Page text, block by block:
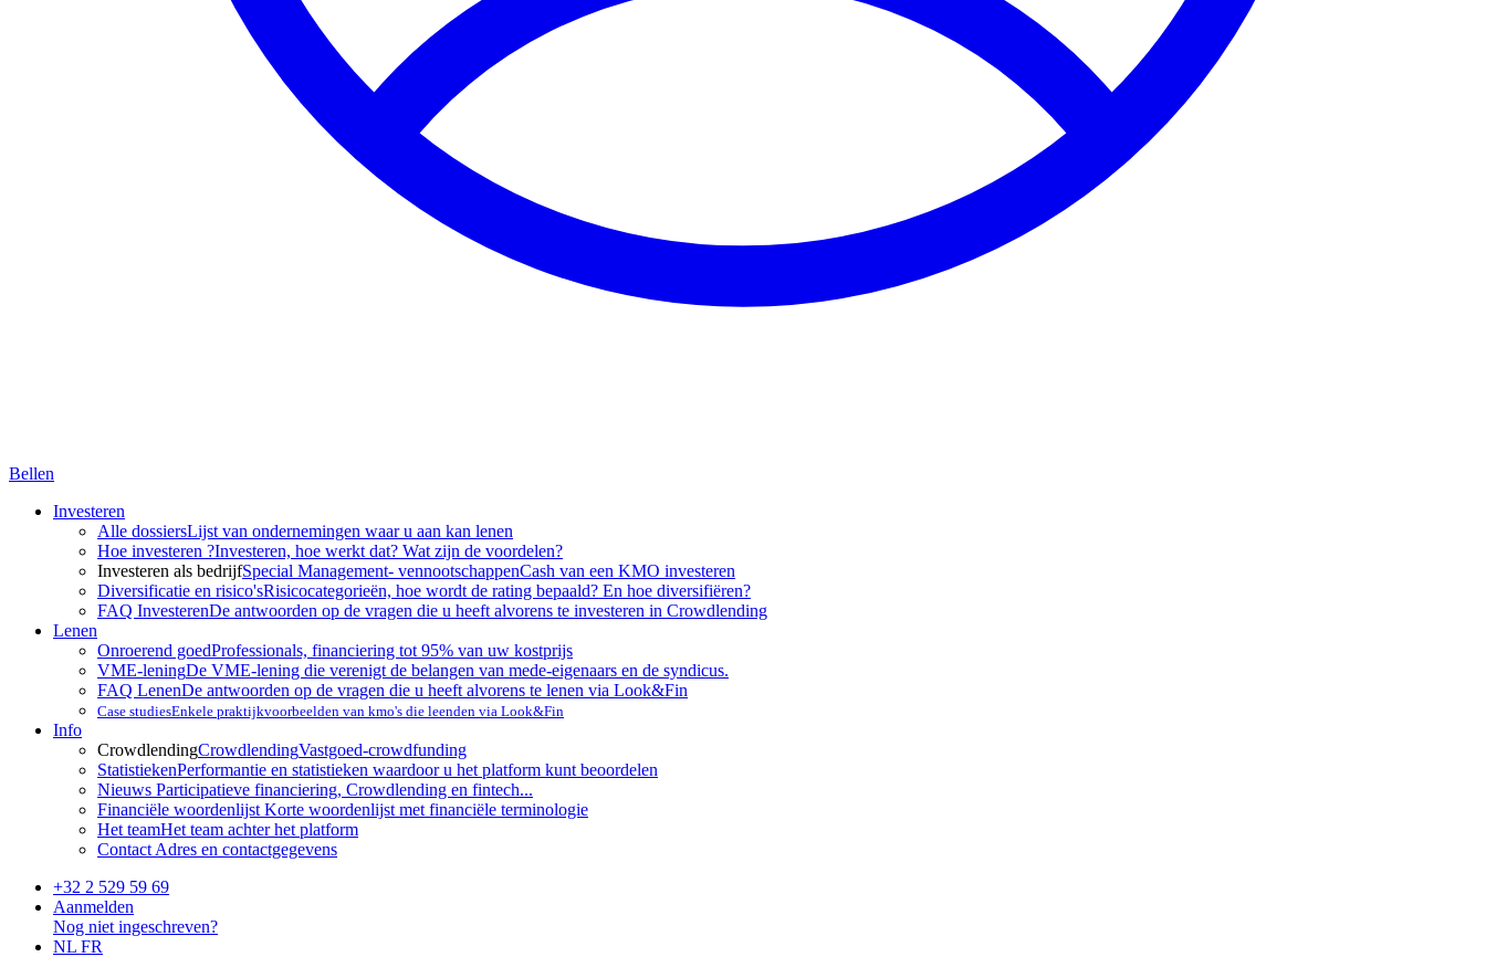
Bellen
Investeren
Alle dossiersLijst van ondernemingen waar u aan kan lenen
Hoe investeren ?Investeren, hoe werkt dat? Wat zijn de voordelen?
Investeren als bedrijfSpecial Management- vennootschappenCash van een KMO investeren
Diversificatie en risico'sRisicocategorieën, hoe wordt de rating bepaald? En hoe diversifiëren?
FAQ InvesterenDe antwoorden op de vragen die u heeft alvorens te investeren in Crowdlending
Lenen
Onroerend goedProfessionals, financiering tot 95% van uw kostprijs
VME-leningDe VME-lening die verenigt de belangen van mede-eigenaars en de syndicus.
FAQ LenenDe antwoorden op de vragen die u heeft alvorens te lenen via Look&Fin
Case studiesEnkele praktijkvoorbeelden van kmo's die leenden via Look&Fin
Info
CrowdlendingCrowdlendingVastgoed-crowdfunding
StatistiekenPerformantie en statistieken waardoor u het platform kunt beoordelen
Nieuws Participatieve financiering, Crowdlending en fintech...
Financiële woordenlijst Korte woordenlijst met financiële terminologie
Het teamHet team achter het platform
Contact Adres en contactgegevens
+32 2 529 59 69
Aanmelden
Nog niet ingeschreven?
NL FR